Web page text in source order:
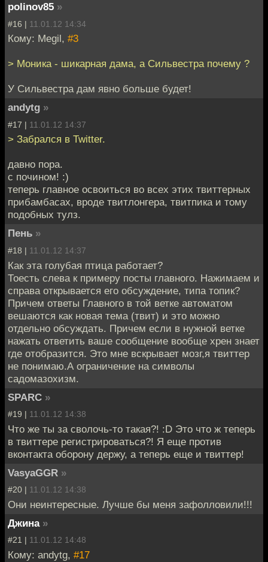
polinov85 »
#16 | 11.01.12 14:34
Кому: Megil, #3
> Моника - шикарная дама, а Сильвестра почему ?
У Сильвестра дам явно больше будет!
andytg »
#17 | 11.01.12 14:37
> Забрался в Twitter.
давно пора.
с почином! :)
теперь главное освоиться во всех этих твиттерных
прибамбасах, вроде твитлонгера, твитпика и тому
подобных тулз.
Пень »
#18 | 11.01.12 14:37
Как эта голубая птица работает?
Тоесть слева к примеру посты главного. Нажимаем и
справа открывается его обсуждение, типа топик?
Причем ответы Главного в той ветке автоматом
вешаются как новая тема (твит) и это можно
отдельно обсуждать. Причем если в нужной ветке
нажать ответить ваше сообщение вообще хрен знает
где отобразится. Это мне вскрывает мозг,я твиттер
не понимаю.А ограничение на символы
садомазохизм.
SPARC »
#19 | 11.01.12 14:38
Что же ты за сволочь-то такая?! :D Это что ж теперь
в твиттере регистрироваться?! Я еще против
вконтакта оборону держу, а теперь еще и твиттер!
VasyaGGR »
#20 | 11.01.12 14:38
Они неинтересные. Лучше бы меня зафолловили!!!
Джина »
#21 | 11.01.12 14:48
Кому: andytg, #17